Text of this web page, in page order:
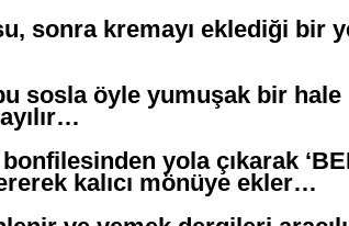
sonra kremayı eklediği bir
sosla öyle yumuşak bir hale
yola çıkarak
kalıcı mönüye ekler…